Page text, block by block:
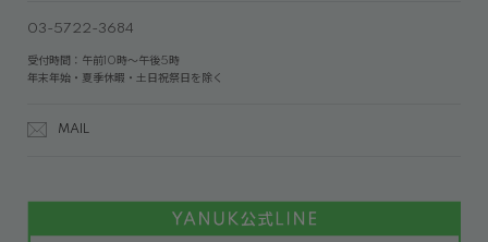
03-5722-3684
受付時間：午前10時～午後5時
年末年始・夏季休暇・土日祝祭日を除く
MAIL